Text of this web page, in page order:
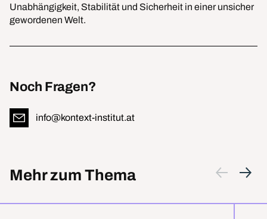
Unabhängigkeit, Stabilität und Sicherheit in einer unsicher
gewordenen Welt.
Noch Fragen?
info@kontext-institut.at
Mehr zum Thema